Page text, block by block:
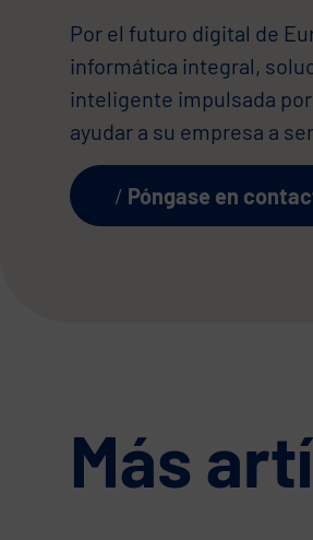
Por el futuro digital de
informática integral,
inteligente impulsada
ayudar a su empresa a
Póngase en
Más